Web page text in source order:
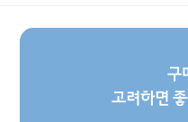
구
고려하면